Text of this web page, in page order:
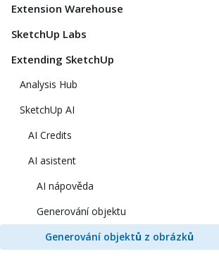
Extension Warehouse
SketchUp Labs
Extending SketchUp
Analysis Hub
SketchUp AI
AI Credits
AI asistent
AI nápověda
Generování objektu
Generování objektů z obrázků